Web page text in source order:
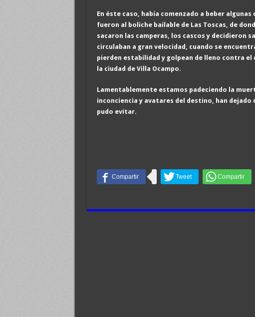
En éste caso, había comenzado a beber
fueron al boliche bailable de Las Toscas, de
sacaron las camperas, los cascos y decidieron
circulaban a gran velocidad, cuando se
pierden estabilidad y golpean de lleno contra
la ciudad de Villa Ocampo.
Lamentablemente estamos padeciendo la
inconciencia y avatares del destino, han
pudo evitar.